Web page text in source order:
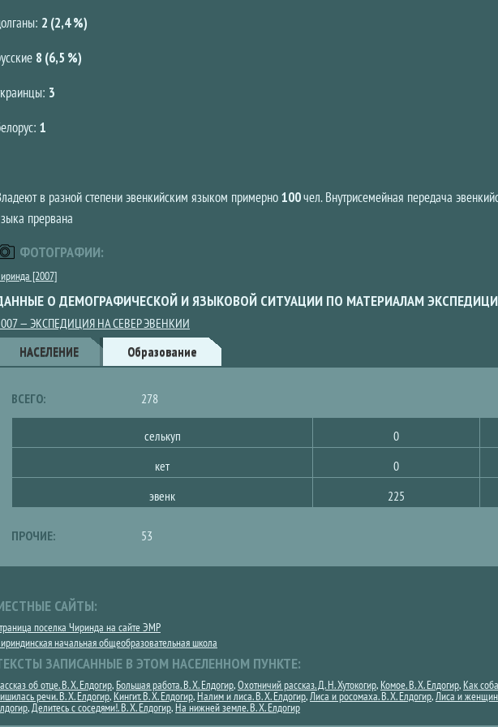
2 (2,4 %)
8 (6,5 %)
3
1
в разной степени эвенкийским языком примерно100чел. Внутрисемейная передача
прервана
ФОТОГРАФИИ:
[2007]
О ДЕМОГРАФИЧЕСКОЙ И ЯЗЫКОВОЙ СИТУАЦИИ ПО МАТЕРИАЛАМ
— ЭКСПЕДИЦИЯ НА СЕВЕР ЭВЕНКИИ
НАСЕЛЕНИЕ (АКТИВНАЯОбразование
ВСЕГО: 278
селькуп
0
кет
0
эвенк
225
ПРОЧИЕ: 53
САЙТЫ:
поселка Чиринда на сайте ЭМР
начальная общеобразовательная школа
ЗАПИСАННЫЕ В ЭТОМ НАСЕЛЕННОМ ПУНКТЕ:
об отце. В. Х. Елдогир, Большая работа. В. Х. Елдогир,Охотничий рассказ. Д. Н. Хутокогир, Комое. В. Х. Елдогир, Как
речи. В. Х. Елдогир, Кингит. В. Х. Елдогир, Налим и лиса. В. Х. Елдогир,Лиса и росомаха. В. Х. Елдогир,Лиса и
,Делитесь с соседями!. В. Х. Елдогир, На нижней земле. В. Х. Елдогир